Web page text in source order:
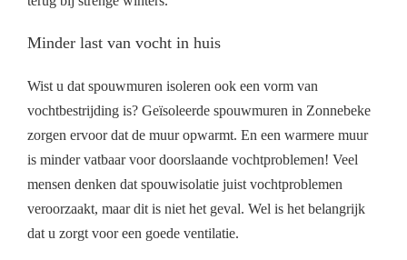
Minder last van vocht in huis
Wist u dat spouwmuren isoleren ook een vorm van
vochtbestrijding is? Geïsoleerde spouwmuren in Zonnebeke
zorgen ervoor dat de muur opwarmt. En een warmere muur
is minder vatbaar voor doorslaande vochtproblemen! Veel
mensen denken dat spouwisolatie juist vochtproblemen
veroorzaakt, maar dit is niet het geval. Wel is het belangrijk
dat u zorgt voor een goede ventilatie.